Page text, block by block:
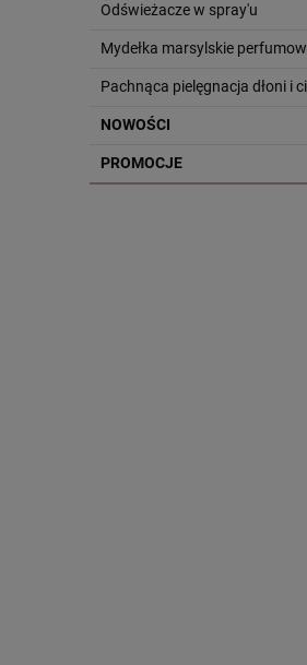
Odświeżacze w spray'u
Mydełka marsylskie
Pachnąca pielęgnacja dłoni i
NOWOŚCI
PROMOCJE